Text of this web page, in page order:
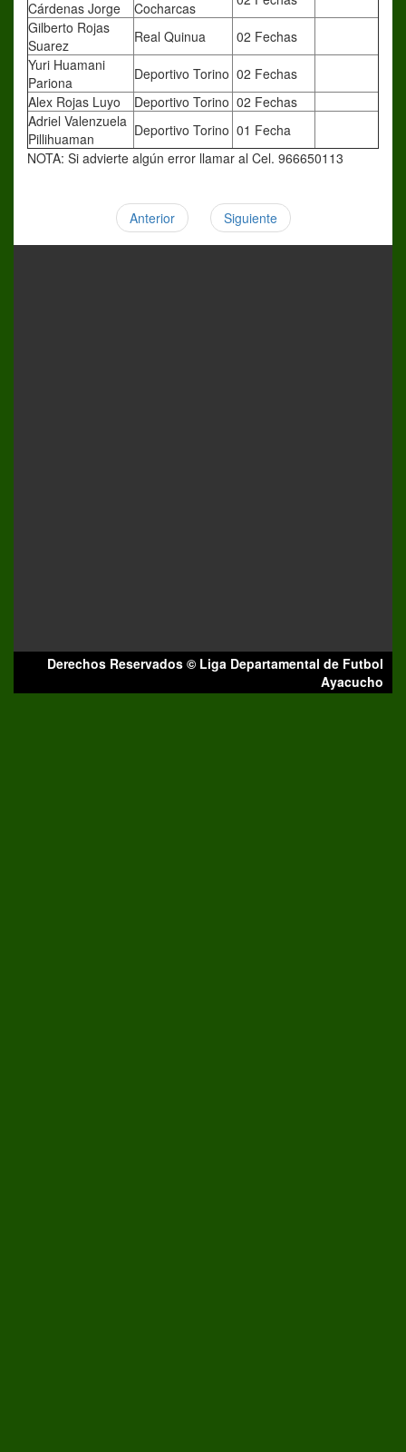
Cárdenas Jorge Cocharcas
Gilberto Rojas
Suarez
Real Quinua
02 Fechas
Yuri Huamani
Pariona
Deportivo Torino 02 Fechas
Alex Rojas Luyo
Deportivo Torino 02 Fechas
Adriel Valenzuela
Pillihuaman
Deportivo Torino 01 Fecha
NOTA: Si advierte algún error llamar al Cel. 966650113
Anterior Siguiente
Derechos Reservados © Liga Departamental de Futbol
Ayacucho